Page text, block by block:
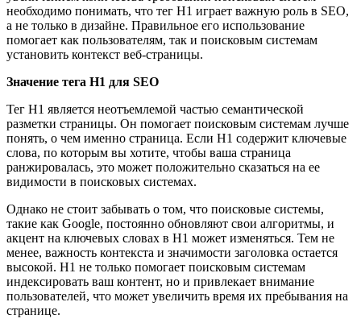
необходимо понимать, что тег H1 играет важную роль в SEO,
а не только в дизайне. Правильное его использование
помогает как пользователям, так и поисковым системам
установить контекст веб-страницы.
Значение тега H1 для SEO
Тег H1 является неотъемлемой частью семантической
разметки страницы. Он помогает поисковым системам лучше
понять, о чем именно страница. Если H1 содержит ключевые
слова, по которым вы хотите, чтобы ваша страница
ранжировалась, это может положительно сказаться на ее
видимости в поисковых системах.
Однако не стоит забывать о том, что поисковые системы,
такие как Google, постоянно обновляют свои алгоритмы, и
акцент на ключевых словах в H1 может изменяться. Тем не
менее, важность контекста и значимости заголовка остается
высокой. H1 не только помогает поисковым системам
индексировать ваш контент, но и привлекает внимание
пользователей, что может увеличить время их пребывания на
странице.